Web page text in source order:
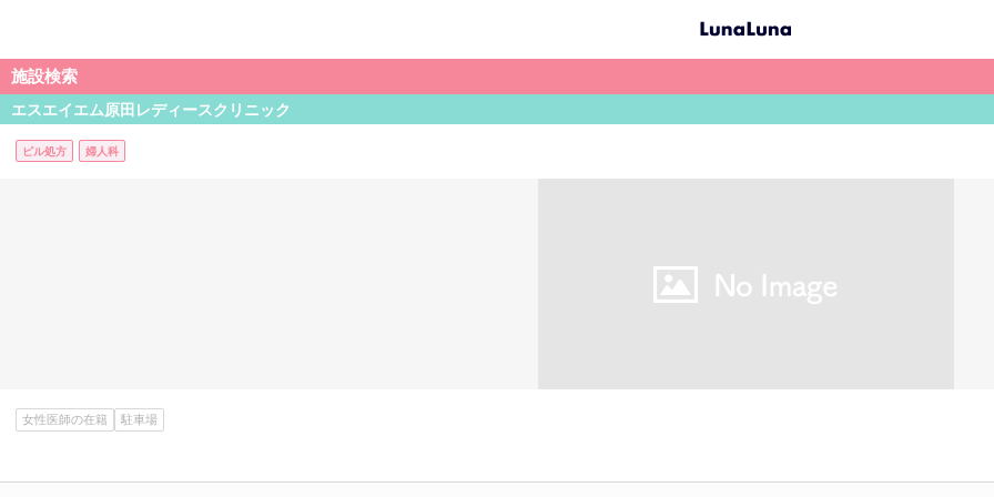
施設検索
エスエイエム原田レディースクリニック
ピル処方 婦人科
女性医師の在籍 駐車場